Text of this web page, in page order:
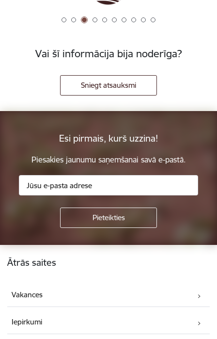
Vai šī informācija bija noderīga?
Sniegt atsauksmi
Esi pirmais, kurš uzzina!
Piesakies jaunumu saņemšanai savā e-pastā.
Kājene
Ātrās saites
Vakances
Iepirkumi